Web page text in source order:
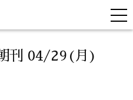
刊 04/29(月)